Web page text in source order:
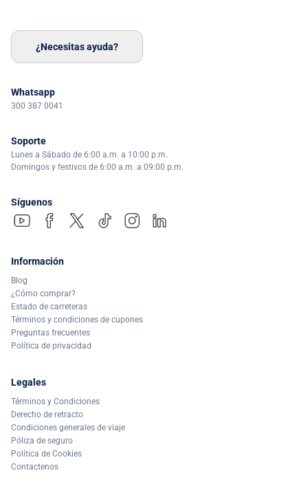
¿Necesitas ayuda?
Whatsapp
300 387 0041
Soporte
Lunes a Sábado de 6:00 a.m. a 10:00 p.m.
Domingos y festivos de 6:00 a.m. a 09:00 p.m.
Síguenos
Información
Blog
¿Cómo comprar?
Estado de carreteras
Términos y condiciones de cupones
Preguntas frecuentes
Política de privacidad
Legales
Términos y Condiciones
Derecho de retracto
Condiciones generales de viaje
Póliza de seguro
Política de Cookies
Contactenos